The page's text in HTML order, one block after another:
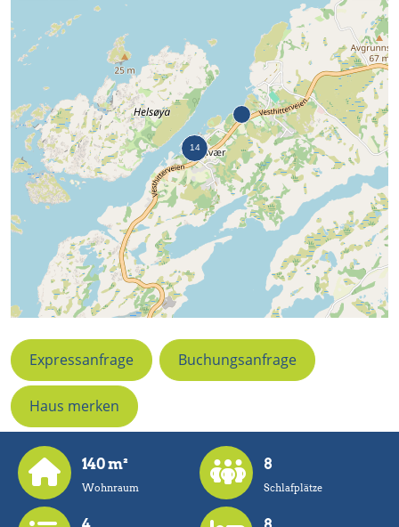
Expressanfrage Buchungsanfrage
Haus merken
140 m²
Wohnraum
8
Schlafplätze